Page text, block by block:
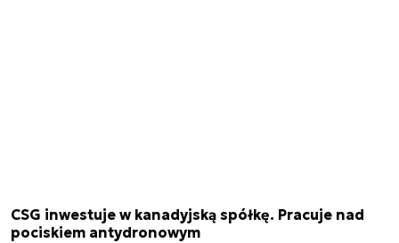
CSG inwestuje w kanadyjską spółkę. Pracuje nad
pociskiem antydronowym